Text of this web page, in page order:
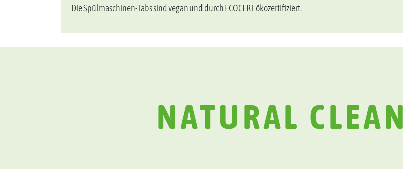
Die Spülmaschinen-Tabs sind vegan und durch ECOCERT ökozertifiziert.
NATURAL